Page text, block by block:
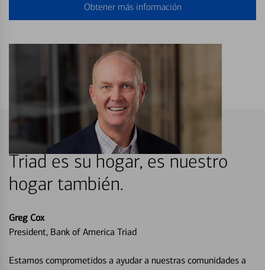
Obtener más información
Triad es su hogar, es nuestro
hogar también.
Greg Cox
President, Bank of America Triad
Estamos comprometidos a ayudar a nuestras comunidades a